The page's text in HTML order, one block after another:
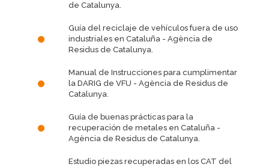
de Catalunya.
Guía del reciclaje de vehículos fuera de uso
industriales en Cataluña - Agència de
Residus de Catalunya.
Manual de Instrucciones para cumplimentar
la DARIG de VFU - Agència de Residus de
Catalunya.
Guía de buenas prácticas para la
recuperación de metales en Cataluña -
Agència de Residus de Catalunya.
Estudio piezas recuperadas en los CAT del